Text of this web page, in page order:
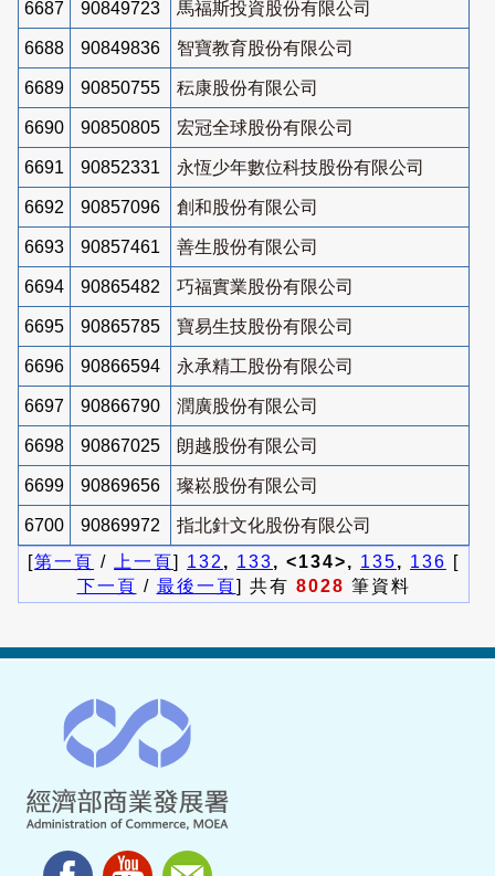
6687 90849723 馬福斯投資股份有限公司
6688 90849836 智寶教育股份有限公司
6689 90850755 秐康股份有限公司
6690 90850805 宏冠全球股份有限公司
6691 90852331 永恆少年數位科技股份有限公司
6692 90857096 創和股份有限公司
6693 90857461 善生股份有限公司
6694 90865482 巧福實業股份有限公司
6695 90865785 寶易生技股份有限公司
6696 90866594 永承精工股份有限公司
6697 90866790 潤廣股份有限公司
6698 90867025 朗越股份有限公司
6699 90869656 璨崧股份有限公司
6700 90869972
指北針文化股份有限公司
[第一頁 / 上一頁] 132 , 133, <134>, 135, 136 [
下一頁 / 最後一頁] 共有 8028 筆資料